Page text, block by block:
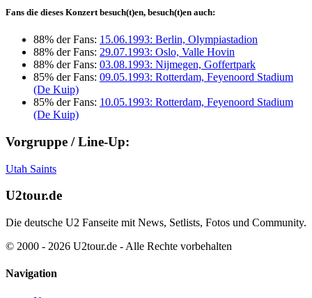
Fans die dieses Konzert besuch(t)en, besuch(t)en auch:
88% der Fans: 15.06.1993: Berlin, Olympiastadion
88% der Fans: 29.07.1993: Oslo, Valle Hovin
88% der Fans: 03.08.1993: Nijmegen, Goffertpark
85% der Fans: 09.05.1993: Rotterdam, Feyenoord Stadium
(De Kuip)
85% der Fans: 10.05.1993: Rotterdam, Feyenoord Stadium
(De Kuip)
Vorgruppe / Line-Up:
Utah Saints
U2tour.de
Die deutsche U2 Fanseite mit News, Setlists, Fotos und Community.
© 2000 - 2026 U2tour.de - Alle Rechte vorbehalten
Navigation